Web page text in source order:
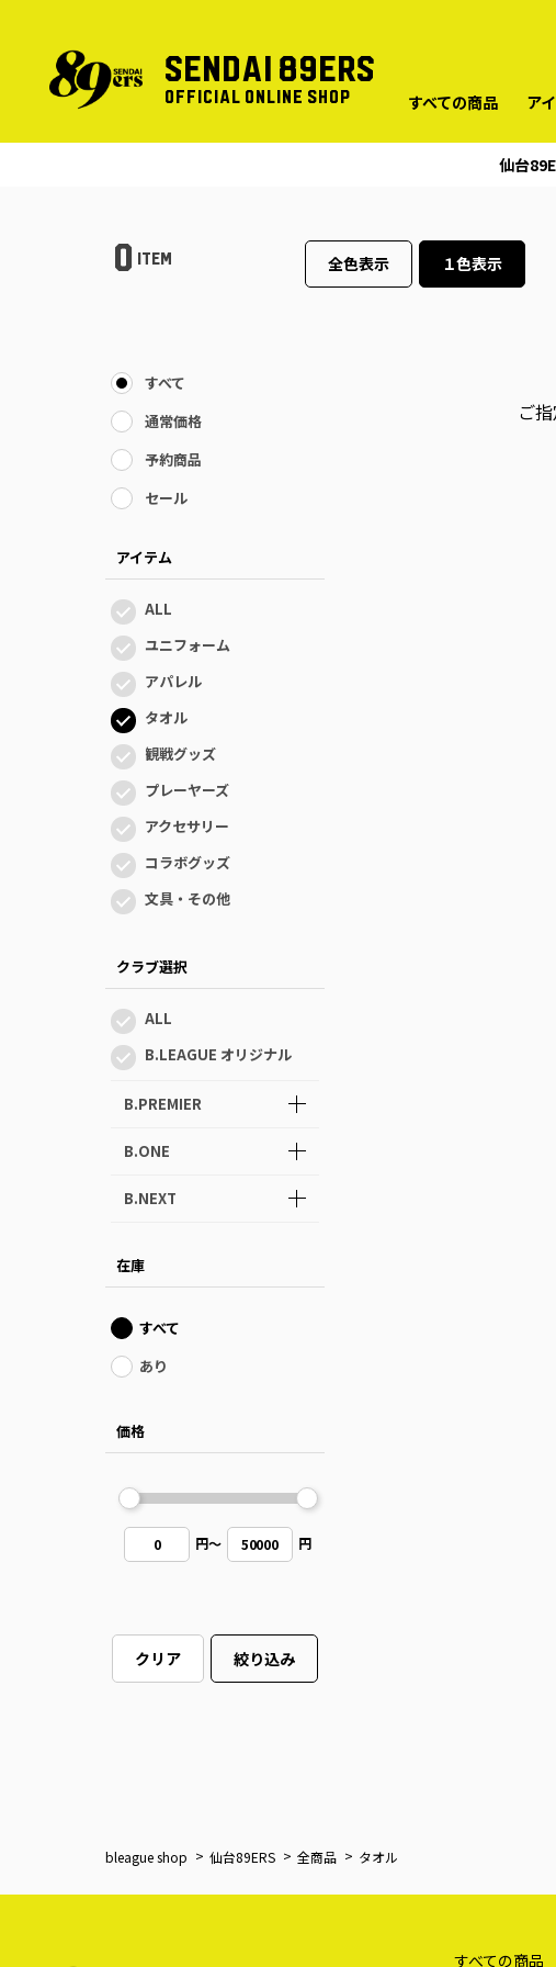
SENDAI 89ERS
OFFICIAL ONLINE SHOP すべての商品 ア
仙台
0 ITEM 全色表示 １色表示
すべて
通常価格
予約商品
セール
アイテム
ALL
ユニフォーム
アパレル
タオル
観戦グッズ
プレーヤーズ
アクセサリー
コラボグッズ
文具・その他
クラブ選択
ALL
B.LEAGUE オリジナル
B.PREMIER
B.ONE
B.NEXT
在庫
すべて
あり
価格
0 円～ 50000 円
クリア 絞り込み
ご
bleague shop 仙台89ERS 全商品 タオル
すべての商品